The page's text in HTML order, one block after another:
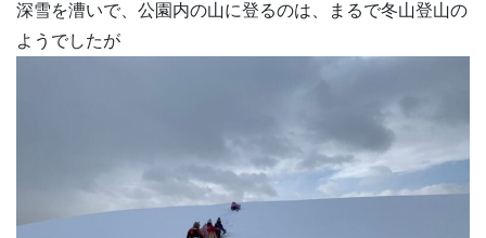
深雪を漕いで、公園内の山に登るのは、まるで冬山登山の
ようでしたが